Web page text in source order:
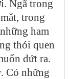
Ngã trong
trong
ham
thói quen
dứt ra.
Có những